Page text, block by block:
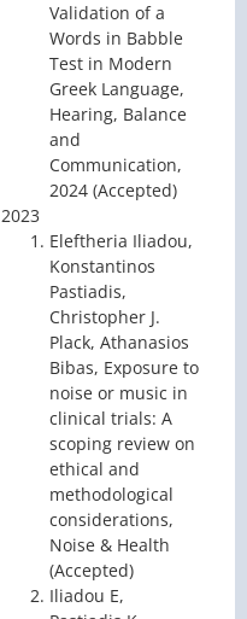
Validation of a
Words in Babble
Test in Modern
Greek Language,
Hearing, Balance
and
Communication,
2024 (Accepted)
2023
Eleftheria Iliadou,
Konstantinos
Pastiadis,
Christopher J.
Plack, Athanasios
Bibas, Exposure to
noise or music in
clinical trials: A
scoping review on
ethical and
methodological
considerations,
Noise & Health
(Accepted)
Iliadou E,